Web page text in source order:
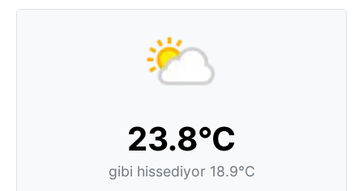
23.8°C
gibi hissediyor 18.9°C